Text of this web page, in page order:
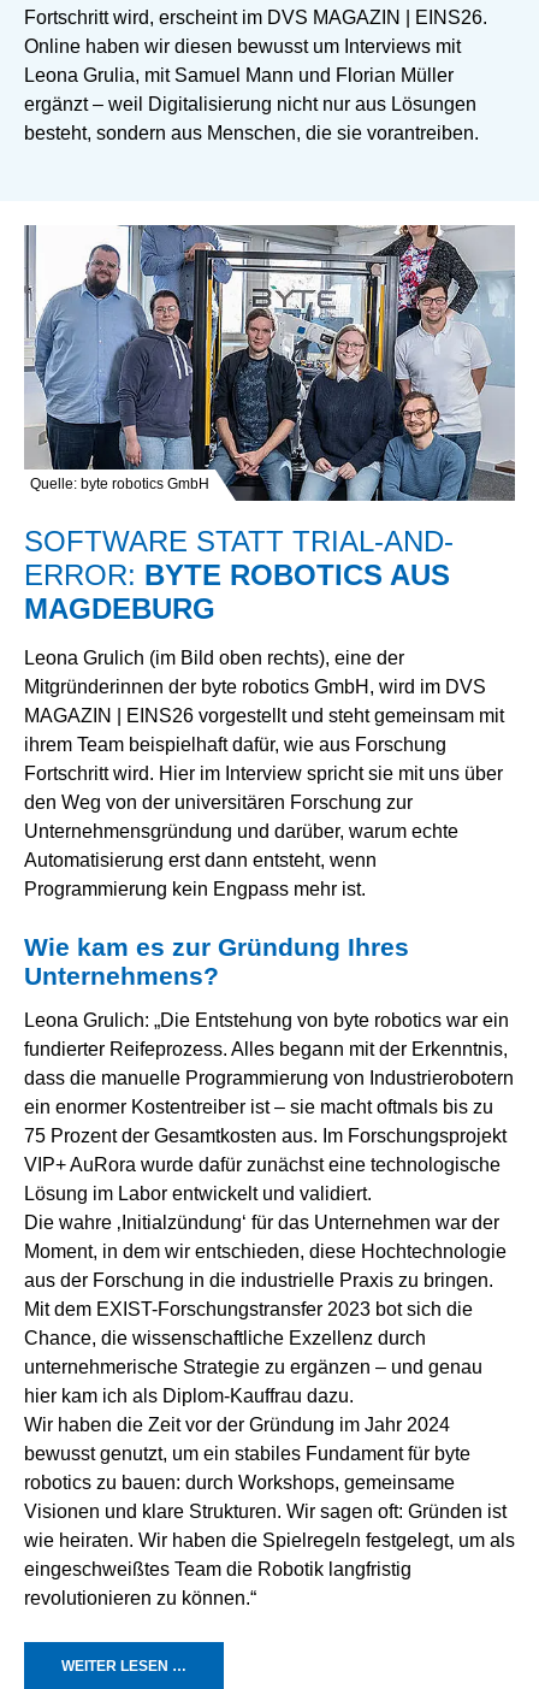
Fortschritt wird, erscheint im DVS MAGAZIN | EINS26.
Online haben wir diesen bewusst um Interviews mit
Leona Grulia, mit Samuel Mann und Florian Müller
ergänzt – weil Digitalisierung nicht nur aus Lösungen
besteht, sondern aus Menschen, die sie vorantreiben.
Quelle: byte robotics GmbH
SOFTWARE STATT TRIAL-AND-
ERROR: BYTE ROBOTICS AUS
MAGDEBURG
Leona Grulich (im Bild oben rechts), eine der
Mitgründerinnen der byte robotics GmbH, wird im DVS
MAGAZIN | EINS26 vorgestellt und steht gemeinsam mit
ihrem Team beispielhaft dafür, wie aus Forschung
Fortschritt wird. Hier im Interview spricht sie mit uns über
den Weg von der universitären Forschung zur
Unternehmensgründung und darüber, warum echte
Automatisierung erst dann entsteht, wenn
Programmierung kein Engpass mehr ist.
Wie kam es zur Gründung Ihres
Unternehmens?
Leona Grulich: „Die Entstehung von byte robotics war ein
fundierter Reifeprozess. Alles begann mit der Erkenntnis,
dass die manuelle Programmierung von Industrierobotern
ein enormer Kostentreiber ist – sie macht oftmals bis zu
75 Prozent der Gesamtkosten aus. Im Forschungsprojekt
VIP+ AuRora wurde dafür zunächst eine technologische
Lösung im Labor entwickelt und validiert.
Die wahre ‚Initialzündung‘ für das Unternehmen war der
Moment, in dem wir entschieden, diese Hochtechnologie
aus der Forschung in die industrielle Praxis zu bringen.
Mit dem EXIST-Forschungstransfer 2023 bot sich die
Chance, die wissenschaftliche Exzellenz durch
unternehmerische Strategie zu ergänzen – und genau
hier kam ich als Diplom-Kauffrau dazu.
Wir haben die Zeit vor der Gründung im Jahr 2024
bewusst genutzt, um ein stabiles Fundament für byte
robotics zu bauen: durch Workshops, gemeinsame
Visionen und klare Strukturen. Wir sagen oft: Gründen ist
wie heiraten. Wir haben die Spielregeln festgelegt, um als
eingeschweißtes Team die Robotik langfristig
revolutionieren zu können.“
WEITER LESEN …